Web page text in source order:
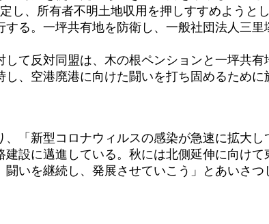
し、所有者不明土地収用を押しすすめようと
る。一坪共有地を防衛し、一般社団法人三
て反対同盟は、木の根ペンションと一坪共有
、空港廃港に向けた闘いを打ち固めるために
「新型コロナウィルスの感染が急速に拡大し
設に邁進している。秋には北側延伸に向け
いを継続し、発展させていこう」とあいさつ